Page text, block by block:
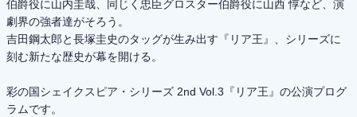
伯爵役に山内圭哉、同じく忠臣グロスター伯爵役に山西 惇など、演
劇界の強者達がそろう。
吉田鋼太郎と長塚圭史のタッグが生み出す『リア王』、シリーズに
刻む新たな歴史が幕を開ける。
彩の国シェイクスピア・シリーズ 2nd Vol.3『リア王』の公演プログ
ラムです。